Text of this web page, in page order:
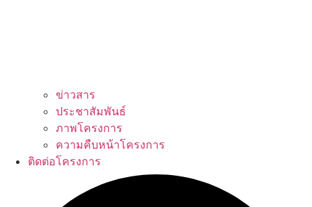
ข่าวสาร
ประชาสัมพันธ์
ภาพโครงการ
ความคืบหน้าโครงการ
ติดต่อโครงการ